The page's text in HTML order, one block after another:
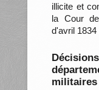
illicite et
la Cour
d'avril 1834
militaires